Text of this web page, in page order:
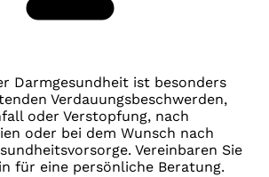
Darmgesundheit ist besonders
Verdauungsbeschwerden,
oder Verstopfung, nach
oder bei dem Wunsch nach
Vereinbaren Sie
für eine persönliche Beratung.